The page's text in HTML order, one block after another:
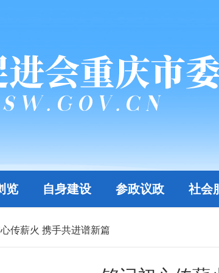
览 自身建设 参政议政 社会
传薪火 携手共进谱新篇